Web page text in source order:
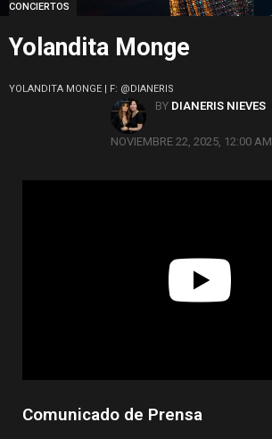
CONCIERTOS
Yolandita Monge
YOLANDITA MONGE | F: @DIANERIS
BY DIANERIS NIEVES
NOVIEMBRE 22, 2025, 12:00 AM
Comunicado de Prensa